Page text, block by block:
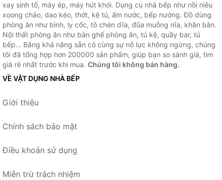
xay sinh tố, máy ép, máy hút khói. Dụng cụ nhà bếp như nồi niêu
xoong chảo, dao kéo, thớt, kệ tủ, ấm nước, bếp nướng. Đồ dùng
phòng ăn như bình, ly cốc, tô chén dĩa, đũa muỗng nĩa, khăn bàn.
Nội thất phòng ăn như bàn ghế phòng ăn, tủ kệ, quầy bar, tủ
bếp... Bằng khả năng sẵn có cùng sự nỗ lực không ngừng, chúng
tôi đã tổng hợp hơn 200000 sản phẩm, giúp bạn so sánh giá, tìm
giá rẻ nhất trước khi mua. Chúng tôi không bán hàng.
VỀ VẬT DỤNG NHÀ BẾP
Giới thiệu
Chính sách bảo mật
Điều khoản sử dụng
Miễn trừ trách nhiệm